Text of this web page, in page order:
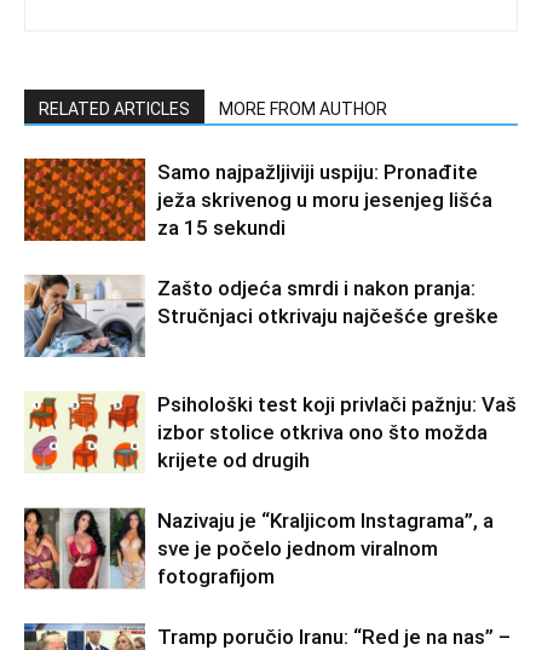
RELATED ARTICLES MORE FROM AUTHOR
Samo najpažljiviji uspiju: Pronađite
ježa skrivenog u moru jesenjeg lišća
za 15 sekundi
Zašto odjeća smrdi i nakon pranja:
Stručnjaci otkrivaju najčešće greške
Psihološki test koji privlači pažnju: Vaš
izbor stolice otkriva ono što možda
krijete od drugih
Nazivaju je “Kraljicom Instagrama”, a
sve je počelo jednom viralnom
fotografijom
Tramp poručio Iranu: “Red je na nas” –